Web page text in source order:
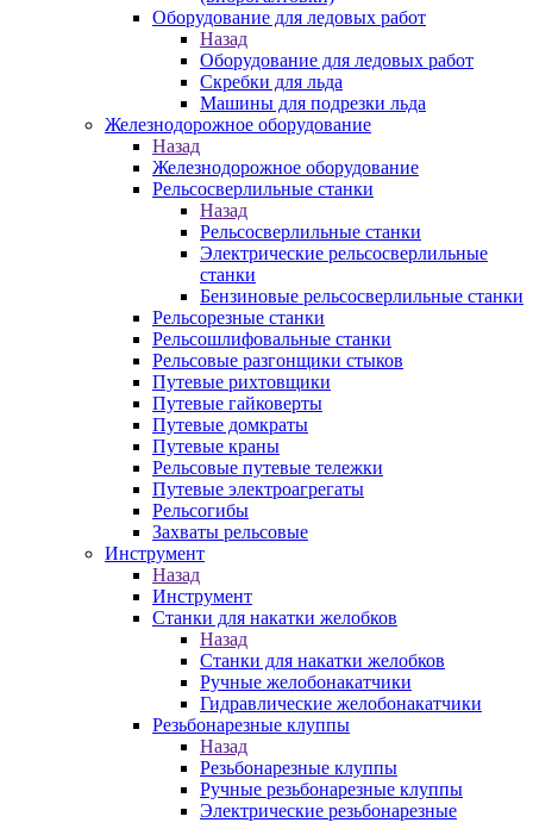
Оборудование для ледовых работ
Назад
Оборудование для ледовых работ
Скребки для льда
Машины для подрезки льда
Железнодорожное оборудование
Назад
Железнодорожное оборудование
Рельсосверлильные станки
Назад
Рельсосверлильные станки
Электрические рельсосверлильные
станки
Бензиновые рельсосверлильные станки
Рельсорезные станки
Рельсошлифовальные станки
Рельсовые разгонщики стыков
Путевые рихтовщики
Путевые гайковерты
Путевые домкраты
Путевые краны
Рельсовые путевые тележки
Путевые электроагрегаты
Рельсогибы
Захваты рельсовые
Инструмент
Назад
Инструмент
Станки для накатки желобков
Назад
Станки для накатки желобков
Ручные желобонакатчики
Гидравлические желобонакатчики
Резьбонарезные клуппы
Назад
Резьбонарезные клуппы
Ручные резьбонарезные клуппы
Электрические резьбонарезные